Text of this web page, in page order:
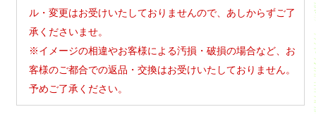
ル・変更はお受けいたしておりませんので、あしからずご了
承くださいませ。
※イメージの相違やお客様による汚損・破損の場合など、お
客様のご都合での返品・交換はお受けいたしておりません。
予めご了承ください。